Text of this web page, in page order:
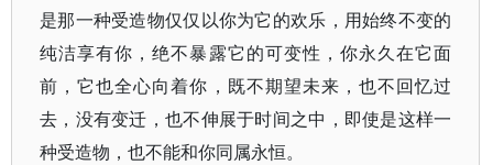
是那一种受造物仅仅以你为它的欢乐，用始终不变的
纯洁享有你，绝不暴露它的可变性，你永久在它面
前，它也全心向着你，既不期望未来，也不回忆过
去，没有变迁，也不伸展于时间之中，即使是这样一
种受造物，也不能和你同属永恒。